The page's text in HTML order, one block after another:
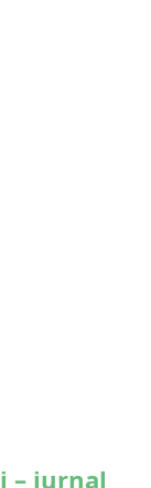
– jurnal